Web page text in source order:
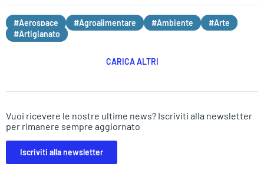
#Aerospace #Agroalimentare #Ambiente
#Arte
#Artigianato
CARICA ALTRI
Vuoi ricevere le nostre ultime news? Iscriviti alla newsletter
per rimanere sempre aggiornato
Iscriviti alla newsletter